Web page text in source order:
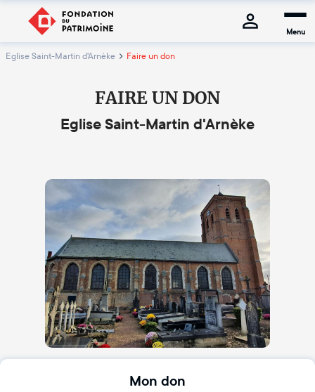
Menu
Eglise Saint-Martin d'Arnèke Faire un don
FAIRE UN DON
Eglise Saint-Martin d'Arnèke
Mon don